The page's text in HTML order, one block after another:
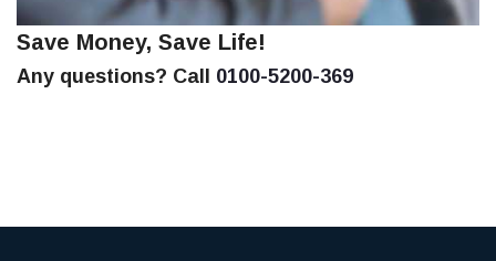
Save Money, Save Life!
Any questions? Call 0100-5200-369